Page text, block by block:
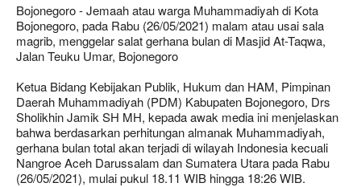
Bojonegoro - Jemaah atau warga Muhammadiyah di Kota
Bojonegoro, pada Rabu (26/05/2021) malam atau usai sala
magrib, menggelar salat gerhana bulan di Masjid At-Taqwa,
Jalan Teuku Umar, Bojonegoro
Ketua Bidang Kebijakan Publik, Hukum dan HAM, Pimpinan
Daerah Muhammadiyah (PDM) Kabupaten Bojonegoro, Drs
Sholikhin Jamik SH MH, kepada awak media ini menjelaskan
bahwa berdasarkan perhitungan almanak Muhammadiyah,
gerhana bulan total akan terjadi di wilayah Indonesia kecuali
Nangroe Aceh Darussalam dan Sumatera Utara pada Rabu
(26/05/2021), mulai pukul 18.11 WIB hingga 18:26 WIB.